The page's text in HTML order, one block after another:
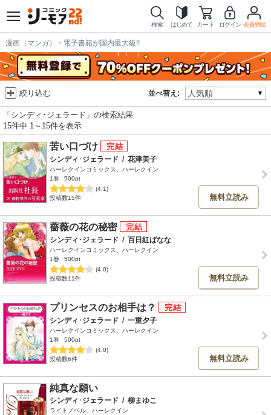
検索 はじめて カート ログイン 会員登録
漫画（マンガ）・電子書籍が国内最大級!!
並べ替え:
絞り込む
「シンディ･ジェラード」の検索結果
15件中 1～15件を表示
苦い口づけ
シンディ･ジェラード / 花津美子
ハーレクインコミックス、ハーレクイン
1巻
500pt
(4.1)
投稿数15件
無料立読み
薔薇の花の秘密
シンディ･ジェラード / 百日紅ばなな
ハーレクインコミックス、ハーレクイン
1巻
500pt
(4.0)
投稿数11件
無料立読み
プリンセスのお相手は？
シンディ･ジェラード / 一重夕子
ハーレクインコミックス、ハーレクイン
1巻
500pt
(4.0)
投稿数6件
無料立読み
純真な願い
シンディ･ジェラード / 柳まゆこ
ライトノベル、ハーレクイン